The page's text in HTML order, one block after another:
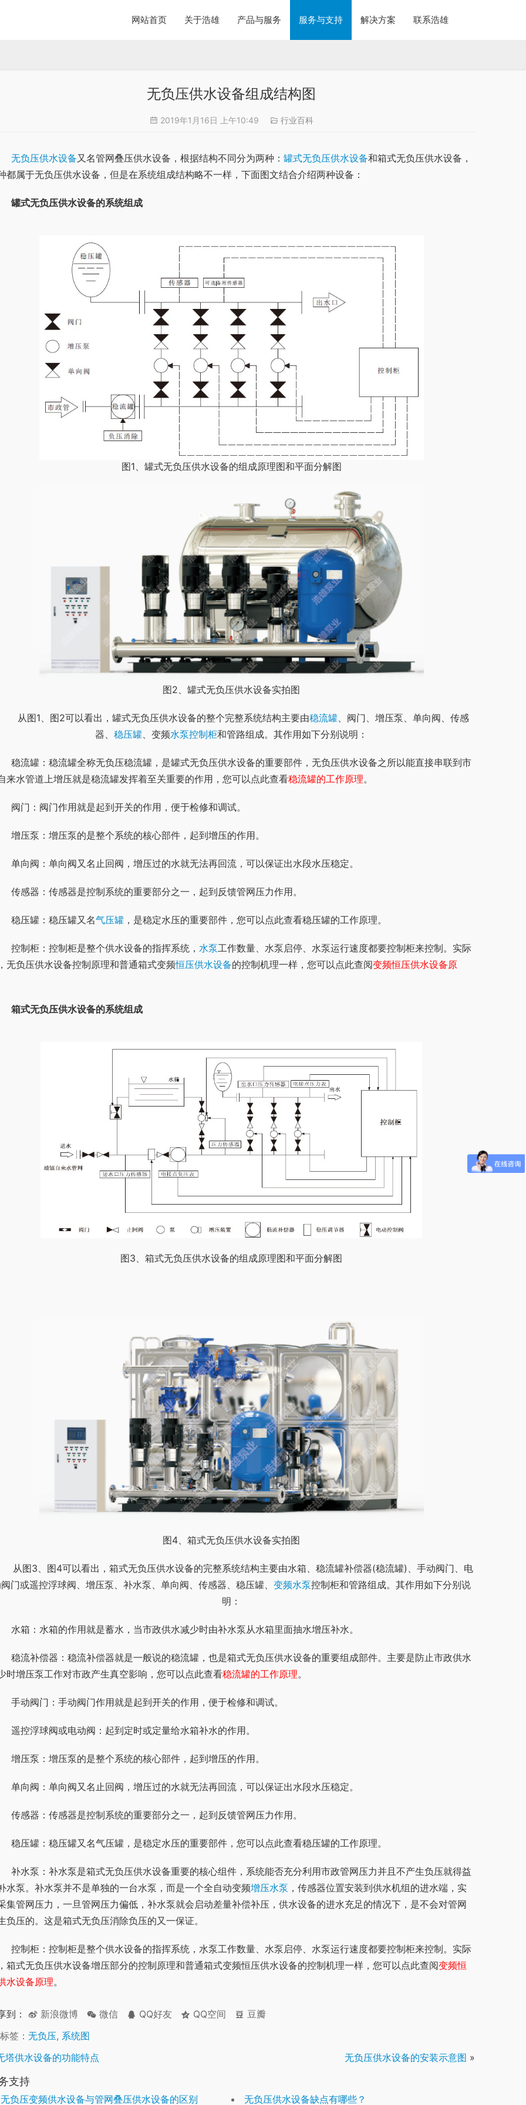
网站首页 关于浩雄 产品与服务 服务与支持 解决方案 联系浩雄
无负压供水设备组成结构图
2019年1月16日 上午10:49 行业百科
无负压供水设备又名管网叠压供水设备，根据结构不同分为两种： 罐式无负压供水设备和箱式无负压供水设备，
都属于无负压供水设备，但是在系统组成结构略不一样，下面图文结合介绍两种设备：
罐式无负压供水设备的系统组成
图1、罐式无负压供水设备的组成原理图和平面分解图
图2、罐式无负压供水设备实拍图
	从图1、图2可以看出，罐式无负压供水设备的整个完整系统结构主要由
稳流罐、阀门、增压泵、单向阀、传感
器、 稳压罐、变频水泵控制柜和管路组成。其作用如下分别说明：
来水管道上增压就是稳流罐发挥着至关重要的作用，您可以点此查看稳流罐的工作原理。
	阀门：阀门作用就是起到开关的作用，便于检修和调试。
	增压泵：增压泵的是整个系统的核心部件，起到增压的作用。
	单向阀：单向阀又名止回阀，增压过的水就无法再回流，可以保证出水段水压稳定。
	传感器：传感器是控制系统的重要部分之一，起到反馈管网压力作用。
	稳压罐：稳压罐又名
气压罐 ，是稳定水压的重要部件，您可以点此查看稳压罐的工作原理。
	控制柜：控制柜是整个供水设备的指挥系统，
水泵工作数量、水泵启停、水泵运行速度都要控制柜来控制。实际
无负压供水设备控制原理和普通箱式变频恒压供水设备的控制机理一样，您可以点此查阅变频恒压供水设备原
箱式无负压供水设备的系统组成
图3、箱式无负压供水设备的组成原理图和平面分解图
图4、箱式无负压供水设备实拍图
门或遥控浮球阀、增压泵、补水泵、单向阀、传感器、稳压罐、 变频水泵控制柜和管路组成。其作用如下分别说
明：
	水箱：水箱的作用就是蓄水，当市政供水减少时由补水泵从水箱里面抽水增压补水。
时增压泵工作对市政产生真空影响，您可以点此查看稳流罐的工作原理。
	手动阀门：手动阀门作用就是起到开关的作用，便于检修和调试。
	遥控浮球阀或电动阀：起到定时或定量给水箱补水的作用。
	增压泵：增压泵的是整个系统的核心部件，起到增压的作用。
	单向阀：单向阀又名止回阀，增压过的水就无法再回流，可以保证出水段水压稳定。
	传感器：传感器是控制系统的重要部分之一，起到反馈管网压力作用。
	稳压罐：稳压罐又名气压罐，是稳定水压的重要部件，您可以点此查看稳压罐的工作原理。
水泵。补水泵并不是单独的一台水泵，而是一个全自动变频增压水泵 ，传感器位置安装到供水机组的进水端，实
集管网压力，一旦管网压力偏低，补水泵就会启动差量补偿补压，供水设备的进水充足的情况下，是不会对管网
负压的。这是箱式无负压消除负压的又一保证。
箱式无负压供水设备增压部分的控制原理和普通箱式变频恒压供水设备的控制机理一样，您可以点此查阅变频恒
水设备原理。
到： 新浪微博 微信 QQ好友 QQ空间
豆瓣
签： 无负压, 系统图
塔供水设备的功能特点
无负压供水设备的安装示意图 »
支持
无负压变频供水设备与管网叠压供水设备的区别 无负压供水设备缺点有哪些？